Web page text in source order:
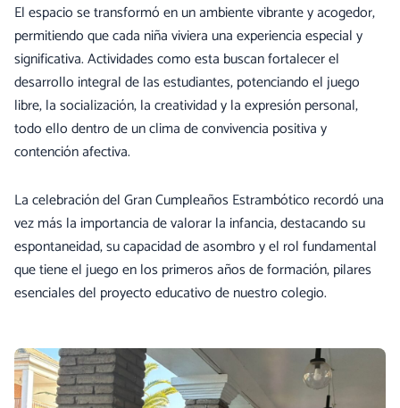
El espacio se transformó en un ambiente vibrante y acogedor,
permitiendo que cada niña viviera una experiencia especial y
significativa. Actividades como esta buscan fortalecer el
desarrollo integral de las estudiantes, potenciando el juego
libre, la socialización, la creatividad y la expresión personal,
todo ello dentro de un clima de convivencia positiva y
contención afectiva.
La celebración del Gran Cumpleaños Estrambótico recordó una
vez más la importancia de valorar la infancia, destacando su
espontaneidad, su capacidad de asombro y el rol fundamental
que tiene el juego en los primeros años de formación, pilares
esenciales del proyecto educativo de nuestro colegio.